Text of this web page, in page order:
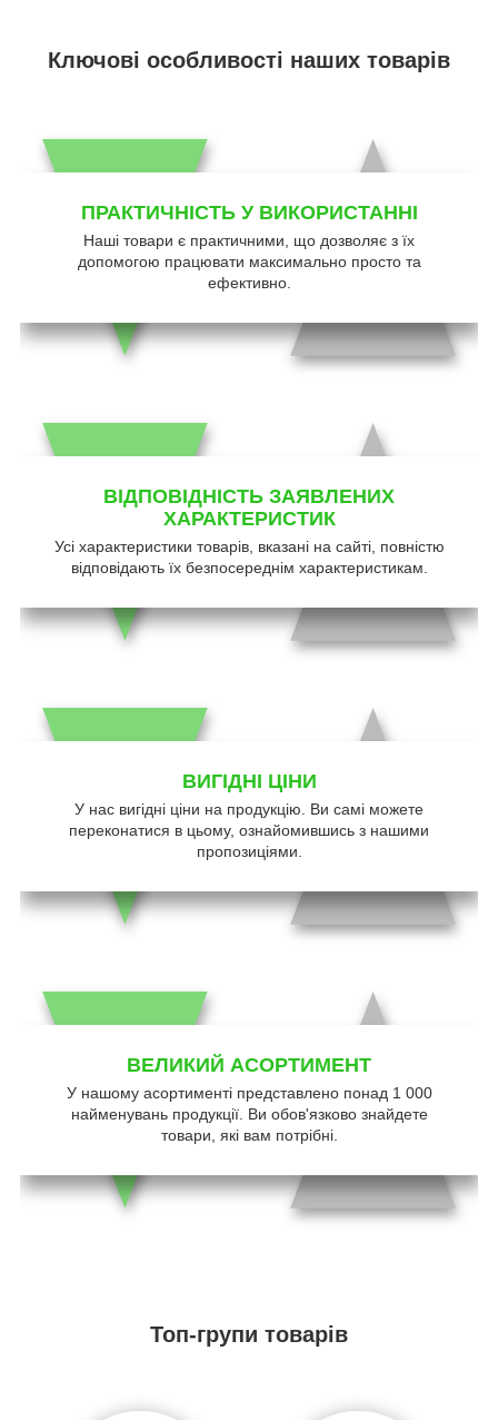
Ключові особливості наших товарів
ПРАКТИЧНІСТЬ У ВИКОРИСТАННІ
Наші товари є практичними, що дозволяє з їх
допомогою працювати максимально просто та
ефективно.
ВІДПОВІДНІСТЬ ЗАЯВЛЕНИХ
ХАРАКТЕРИСТИК
Усі характеристики товарів, вказані на сайті, повністю
відповідають їх безпосереднім характеристикам.
ВИГІДНІ ЦІНИ
У нас вигідні ціни на продукцію. Ви самі можете
переконатися в цьому, ознайомившись з нашими
пропозиціями.
ВЕЛИКИЙ АСОРТИМЕНТ
У нашому асортименті представлено понад 1 000
найменувань продукції. Ви обов'язково знайдете
товари, які вам потрібні.
Топ-групи товарів